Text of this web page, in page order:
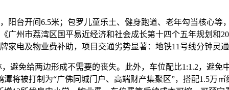
开间6.5米；包罗儿童乐土、健身跑道、老年勾当核心等
广州市荔湾区国平易近经济和社会成长第十四个五年规划和
家电及物业费补助，项目交通劣势显著：地铁11号线分钟灵
给两边形成不需要的丧失。此外，车位配比1:1.2，避免
潭将被打制为“广佛同城门户、高端财产集聚区”，搭配1.5万